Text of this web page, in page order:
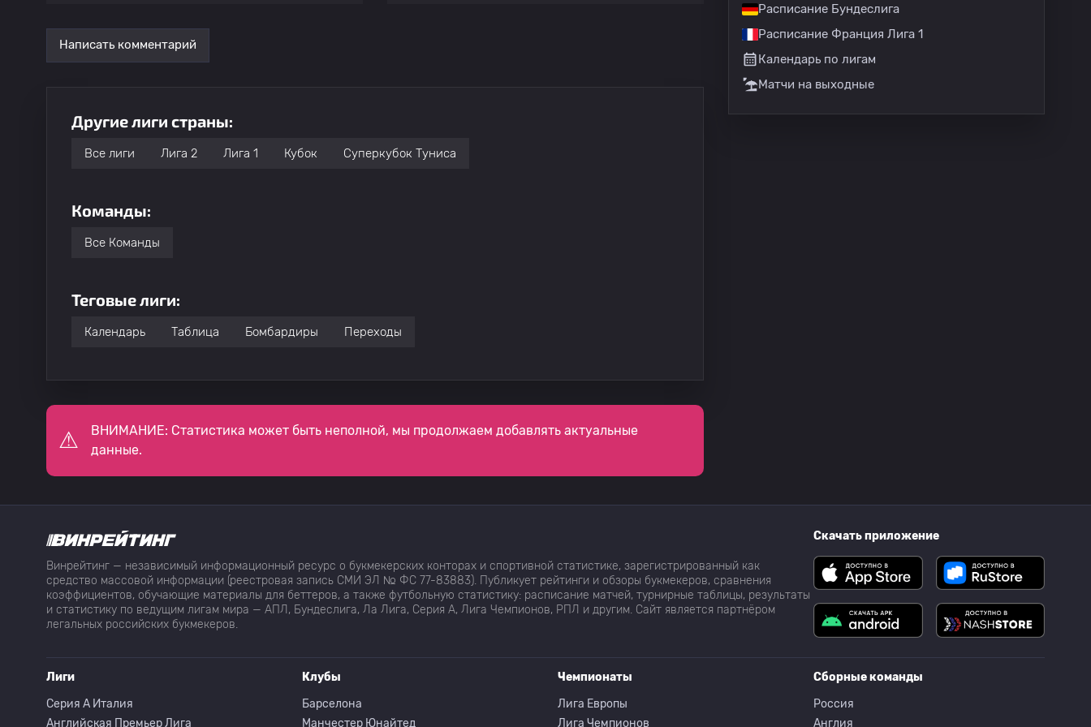
Alaedine Derbali
A. Memmiche
Fernandez Monyebe ЕС Тунис
37 Skander Sghaier Стад Тунис 0
39 Amine Jaziri Стад Тунис 0
40 Arkem Taboubi
41
Написать комментарий
Другие лиги страны:
Все лиги Лига 2 Лига 1 Кубок Суперкубок Туниса
Команды:
Все Команды
Теговые лиги:
Календарь Таблица Бомбардиры Переходы
ВНИМАНИЕ: Статистика может быть неполной, мы продолжаем добавлять актуальные
данные.
Расписание Бундеслига
Расписание Франция Лига 1
Календарь по лигам
Матчи на выходные
Винрейтинг — независимый информационный ресурс о букмекерских конторах и спортивной статистике, зарегистрированный как
средство массовой информации (реестровая запись СМИ ЭЛ № ФС 77-83883). Публикует рейтинги и обзоры букмекеров, сравнения
коэффициентов, обучающие материалы для беттеров, а также футбольную статистику: расписание матчей, турнирные таблицы, результаты
и статистику по ведущим лигам мира — АПЛ, Бундеслига, Ла Лига, Серия А, Лига Чемпионов, РПЛ и другим. Сайт является партнёром
легальных российских букмекеров.
Скачать приложение
Лиги
Серия A Италия
Английская Премьер Лига
Клубы
Барселона
Манчестер Юнайтед
Чемпионаты
Лига Европы
Лига Чемпионов
Сборные команды
Россия
Англия